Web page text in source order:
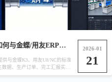
FoodMES如何与金蝶/用友ERP无缝
供与金蝶K3、用友U8/NC的标准
据、生产订单、完工汇报实时
同步，实...
2026-01
21